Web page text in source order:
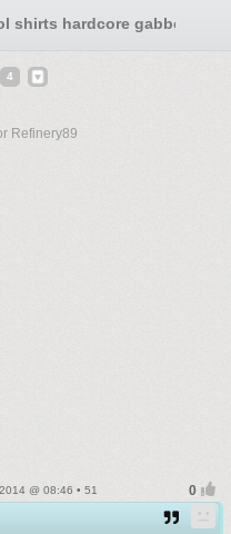
shirts hardcore gabber ID&T
4
Refinery89
@ 08:46 • 51